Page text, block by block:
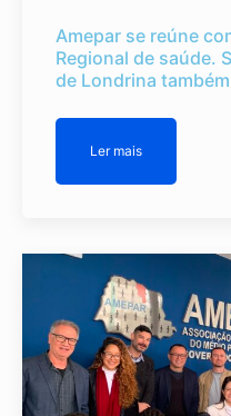
Amepar se reúne
Regional de saúde.
de Londrina
Ler mais